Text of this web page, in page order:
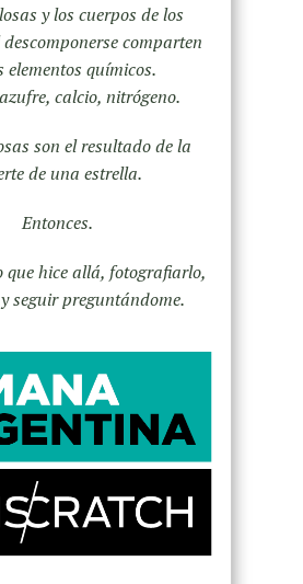
y los cuerpos de los
comparten
elementos químicos.
calcio, nitrógeno.
son el resultado de la
de una estrella.
Entonces.
que hice allá, fotografiarlo,
seguir preguntándome.